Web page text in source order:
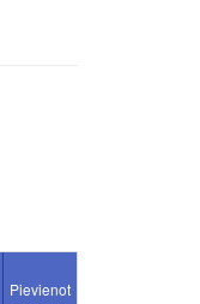
Pievienot